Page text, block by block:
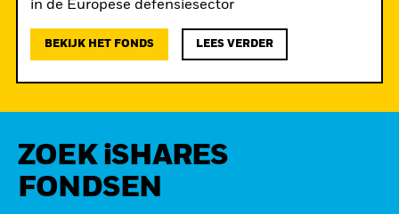
de
in de Europese defensiesector
BEKIJK HET FONDS LEES VERDER
ZOEK iSHARES
FONDSEN